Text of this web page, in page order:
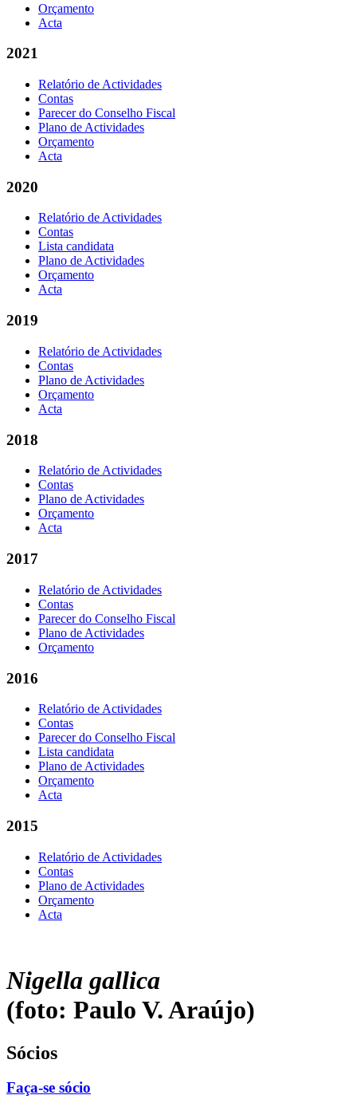
Orçamento
Acta
2021
Relatório de Actividades
Contas
Parecer do Conselho Fiscal
Plano de Actividades
Orçamento
Acta
2020
Relatório de Actividades
Contas
Lista candidata
Plano de Actividades
Orçamento
Acta
2019
Relatório de Actividades
Contas
Plano de Actividades
Orçamento
Acta
2018
Relatório de Actividades
Contas
Plano de Actividades
Orçamento
Acta
2017
Relatório de Actividades
Contas
Parecer do Conselho Fiscal
Plano de Actividades
Orçamento
2016
Relatório de Actividades
Contas
Parecer do Conselho Fiscal
Lista candidata
Plano de Actividades
Orçamento
Acta
2015
Relatório de Actividades
Contas
Plano de Actividades
Orçamento
Acta
Nigella gallica
(foto: Paulo V. Araújo)
Sócios
Faça-se sócio